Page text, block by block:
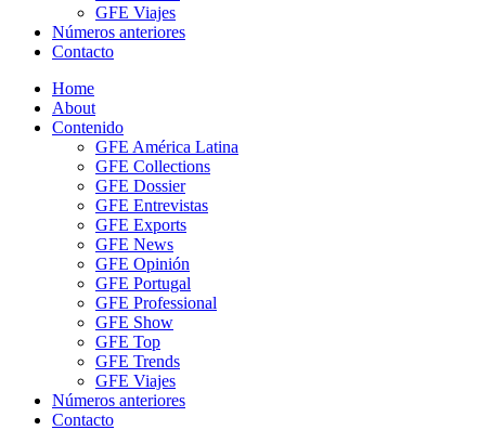
GFE Viajes
Números anteriores
Contacto
Home
About
Contenido
GFE América Latina
GFE Collections
GFE Dossier
GFE Entrevistas
GFE Exports
GFE News
GFE Opinión
GFE Portugal
GFE Professional
GFE Show
GFE Top
GFE Trends
GFE Viajes
Números anteriores
Contacto